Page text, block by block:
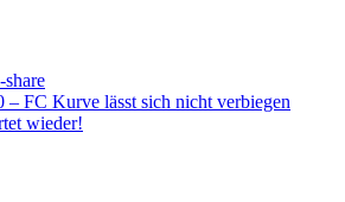
– FC Kurve lässt sich nicht verbiegen
wieder!